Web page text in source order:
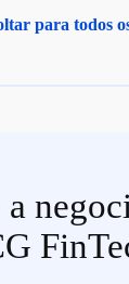
para todos
a